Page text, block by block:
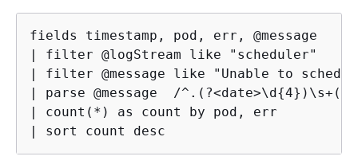
fields timestamp, pod, err, @message
| filter @logStream like "scheduler"
| filter @message like "Unable to
| parse @message  /^.(?<date>\d {
| count(*) as count by pod, err
| sort count desc